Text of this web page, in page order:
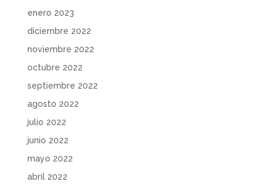
enero 2023
diciembre 2022
noviembre 2022
octubre 2022
septiembre 2022
agosto 2022
julio 2022
junio 2022
mayo 2022
abril 2022